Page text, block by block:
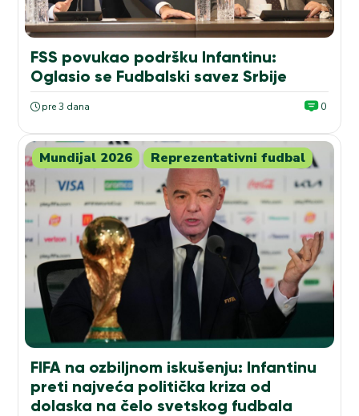
FSS povukao podršku Infantinu:
Oglasio se Fudbalski savez Srbije
pre 3 dana 0
Mundijal 2026 Reprezentativni fudbal
FIFA na ozbiljnom iskušenju: Infantinu
preti najveća politička kriza od
dolaska na čelo svetskog fudbala